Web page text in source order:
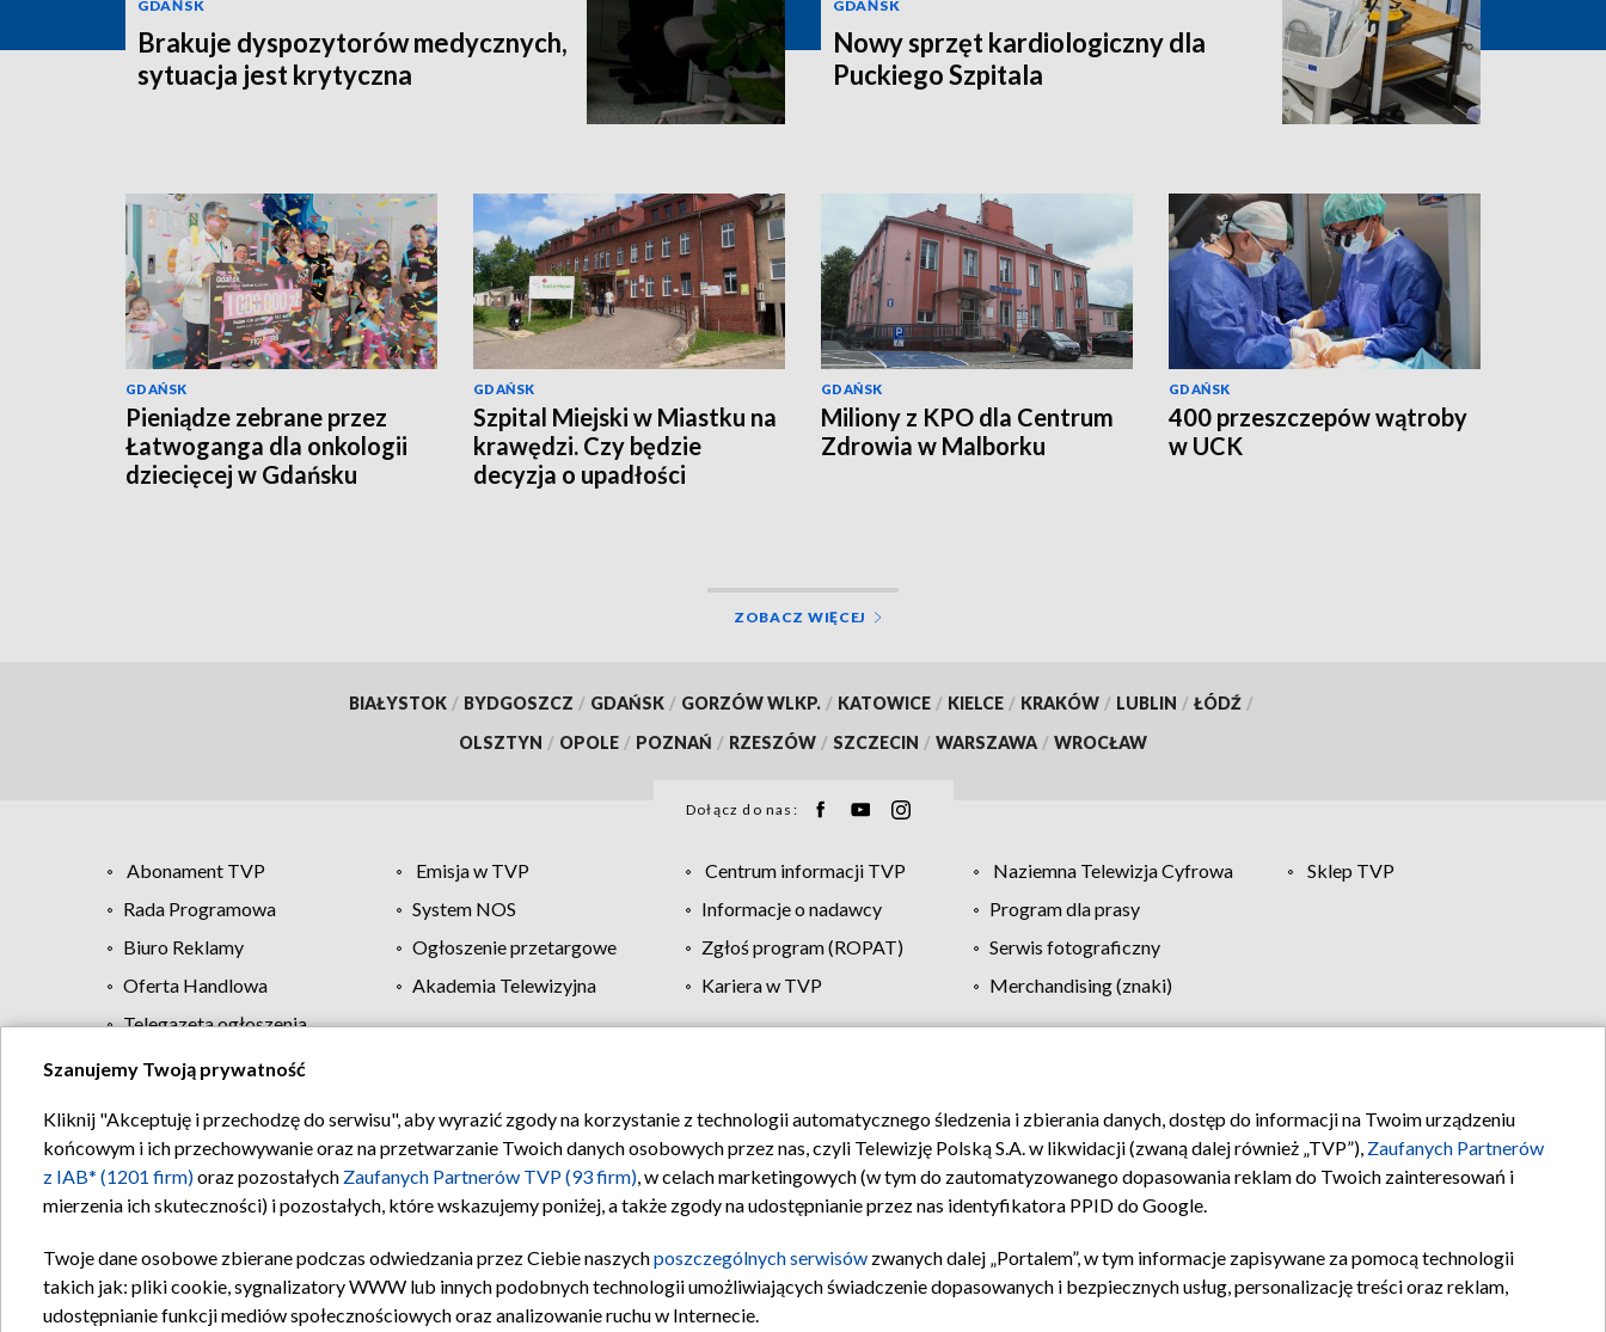
GDAŃSK
Brakuje dyspozytorów medycznych,
sytuacja jest krytyczna
GDAŃSK
Nowy sprzęt kardiologiczny dla
Puckiego Szpitala
GDAŃSK
Pieniądze zebrane przez
Łatwoganga dla onkologii
dziecięcej w Gdańsku
GDAŃSK
Szpital Miejski w Miastku na
krawędzi. Czy będzie
decyzja o upadłości
GDAŃSK
Miliony z KPO dla Centrum
Zdrowia w Malborku
GDAŃSK
400 przeszczepów wątroby
w UCK
ZOBACZ WIĘCEJ
BIAŁYSTOK / BYDGOSZCZ / GDAŃSK / GORZÓW WLKP. / KATOWICE / KIELCE / KRAKÓW / LUBLIN / ŁÓDŹ /
OLSZTYN / OPOLE / POZNAŃ / RZESZÓW / SZCZECIN / WARSZAWA / WROCŁAW
Dołącz do nas:
Abonament TVP Emisja w TVP Centrum informacji TVP Naziemna Telewizja Cyfrowa
Sklep TVP
Rada Programowa
System NOS Informacje o nadawcy
Program dla prasy
Biuro Reklamy
Ogłoszenie przetargowe Zgłoś program (ROPAT)
Serwis fotograficzny
Oferta Handlowa
Akademia Telewizyjna Kariera w TVP
Merchandising (znaki)
Telegazeta ogłoszenia
Regulamin TVP Polityka prywatności Moje zgody Pomoc Biuro reklamy Kontakt
Szanujemy Twoją prywatność
Kliknij "Akceptuję i przechodzę do serwisu", aby wyrazić zgody na korzystanie z technologii automatycznego śledzenia i zbierania danych, dostęp do informacji na Twoim urządzeniu
końcowym i ich przechowywanie oraz na przetwarzanie Twoich danych osobowych przez nas, czyli Telewizję Polską S.A. w likwidacji (zwaną dalej również „TVP”), Zaufanych Partnerów
z IAB* (1201 firm)oraz pozostałych Zaufanych Partnerów TVP (93 firm), w celach marketingowych (w tym do zautomatyzowanego dopasowania reklam do Twoich zainteresowań i
mierzenia ich skuteczności) i pozostałych, które wskazujemy poniżej, a także zgody na udostępnianie przez nas identyfikatora PPID do Google.
Twoje dane osobowe zbierane podczas odwiedzania przez Ciebie naszychposzczególnych serwisów zwanych dalej „Portalem”, w tym informacje zapisywane za pomocą technologii
takich jak: pliki cookie, sygnalizatory WWW lub innych podobnych technologii umożliwiających świadczenie dopasowanych i bezpiecznych usług, personalizację treści oraz reklam,
udostępnianie funkcji mediów społecznościowych oraz analizowanie ruchu w Internecie.